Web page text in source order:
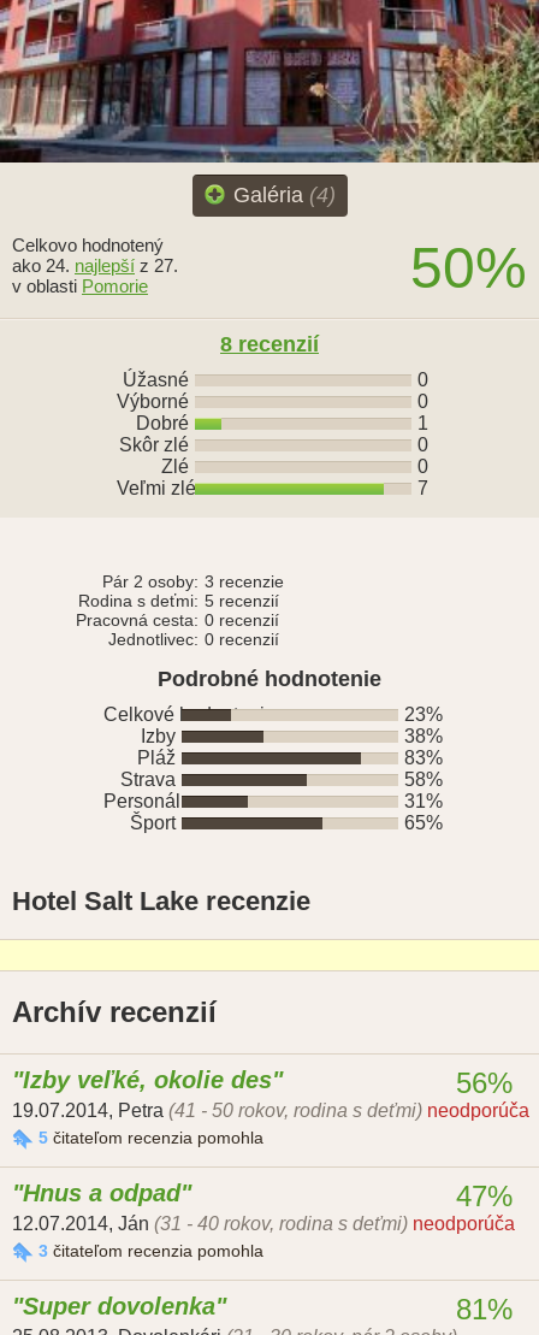
Galéria (4)
50%
Celkovo hodnotený
ako 24. najlepší z 27.
v oblasti Pomorie
8 recenzií
Úžasné
0
Výborné
0
Dobré
1
Skôr zlé
0
Zlé
0
Veľmi zlé
7
Pár 2 osoby: 3 recenzie
Rodina s deťmi: 5 recenzií
Pracovná cesta: 0 recenzií
Jednotlivec: 0 recenzií
Podrobné hodnotenie
Celkové hodnotenie
23%
Izby
38%
Pláž
83%
Strava
58%
Personál
31%
Šport
65%
Hotel Salt Lake recenzie
Archív recenzií
Izby veľké, okolie des
19.07.2014, Petra (41 - 50 rokov, rodina s deťmi) neodporúča
5 čitateľom recenzia pomohla
56%
Hnus a odpad
12.07.2014, Ján (31 - 40 rokov, rodina s deťmi) neodporúča
3 čitateľom recenzia pomohla
47%
Super dovolenka 81%